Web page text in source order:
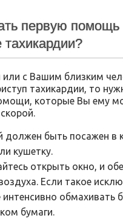
первую помощь
тахикардии?
или с Вашим близким
тахикардии, то
которые Вы ему
должен быть посажен в
кушетку.
открыть окно, и
Если такое
интенсивно обмахивать
бумаги.